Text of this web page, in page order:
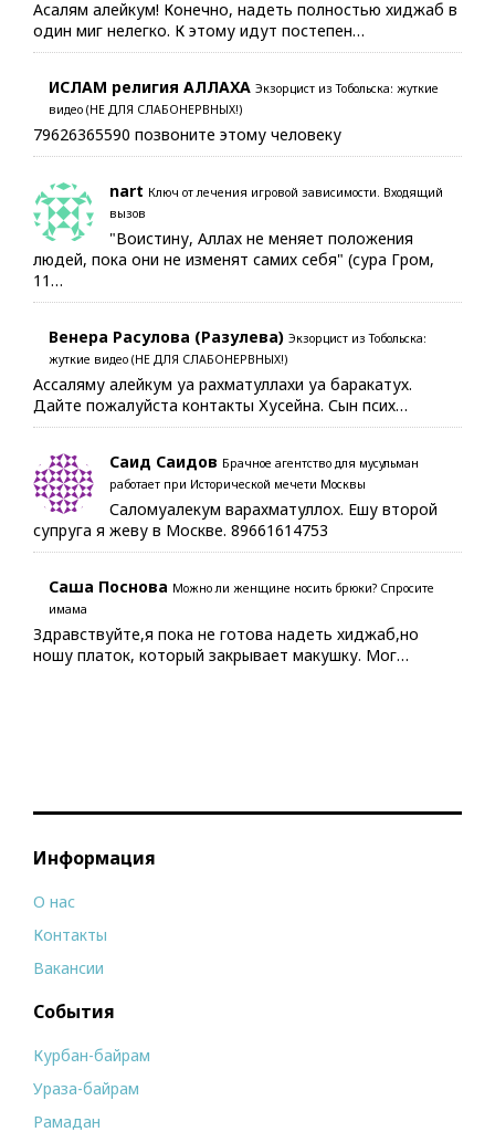
Асалям алейкум! Конечно, надеть полностью хиджаб в
один миг нелегко. К этому идут постепен…
ИСЛАМ религия АЛЛАХА Экзорцист из Тобольска: жуткие
видео (НЕ ДЛЯ СЛАБОНЕРВНЫХ!)
79626365590 позвоните этому человеку
nart Ключ от лечения игровой зависимости. Входящий
вызов
"Воистину, Аллах не меняет положения
людей, пока они не изменят самих себя" (сура Гром,
11…
Венера Расулова (Разулева) Экзорцист из Тобольска:
жуткие видео (НЕ ДЛЯ СЛАБОНЕРВНЫХ!)
Ассаляму алейкум уа рахматуллахи уа баракатух.
Дайте пожалуйста контакты Хусейна. Сын псих…
Саид Саидов Брачное агентство для мусульман
работает при Исторической мечети Москвы
Саломуалекум варахматуллох. Ешу второй
супруга я жеву в Москве. 89661614753
Саша Поснова Можно ли женщине носить брюки? Спросите
имама
Здравствуйте,я пока не готова надеть хиджаб,но
ношу платок, который закрывает макушку. Мог…
Информация
О нас
Контакты
Вакансии
События
Курбан-байрам
Ураза-байрам
Рамадан